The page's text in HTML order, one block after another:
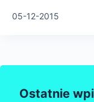
05-12-2015
Ostatnie